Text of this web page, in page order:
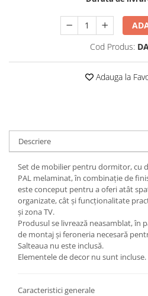
Cod Produs:
Adauga la
Descriere
Set de mobilier pentru dormitor, cu
PAL melaminat, în combinație de
este conceput pentru a oferi atât
organizate, cât și funcționalitate
și zona TV.
Produsul se livrează neasamblat, în
de montaj și feroneria necesară
Salteaua nu este inclusă.
Elementele de decor nu sunt incluse.
Caracteristici generale